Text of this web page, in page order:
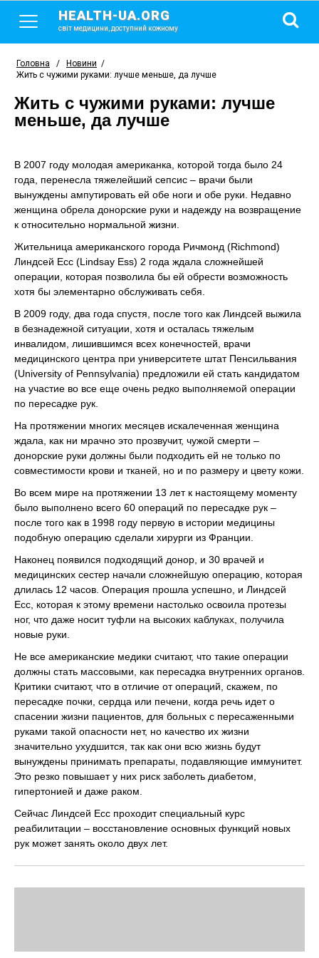
HEALTH-UA.ORG
світ медицини, доступний кожному
Головна / Новини /
Жить с чужими руками: лучше меньше, да лучше
Жить с чужими руками: лучше
меньше, да лучше
В 2007 году молодая американка, которой тогда было 24
года, перенесла тяжелейший сепсис – врачи были
вынуждены ампутировать ей обе ноги и обе руки. Недавно
женщина обрела донорские руки и надежду на возвращение
к относительно нормальной жизни.
Жительница американского города Ричмонд (Richmond)
Линдсей Есс (Lindsay Ess) 2 года ждала сложнейшей
операции, которая позволила бы ей обрести возможность
хотя бы элементарно обслуживать себя.
В 2009 году, два года спустя, после того как Линдсей выжила
в безнадежной ситуации, хотя и осталась тяжелым
инвалидом, лишившимся всех конечностей, врачи
медицинского центра при университете штат Пенсильвания
(University of Pennsylvania) предложили ей стать кандидатом
на участие во все еще очень редко выполняемой операции
по пересадке рук.
На протяжении многих месяцев искалеченная женщина
ждала, как ни мрачно это прозвучит, чужой смерти –
донорские руки должны были подходить ей не только по
совместимости крови и тканей, но и по размеру и цвету кожи.
Во всем мире на протяжении 13 лет к настоящему моменту
было выполнено всего 60 операций по пересадке рук –
после того как в 1998 году первую в истории медицины
подобную операцию сделали хирурги из Франции.
Наконец появился подходящий донор, и 30 врачей и
медицинских сестер начали сложнейшую операцию, которая
длилась 12 часов. Операция прошла успешно, и Линдсей
Есс, которая к этому времени настолько освоила протезы
ног, что даже носит туфли на высоких каблуках, получила
новые руки.
Не все американские медики считают, что такие операции
должны стать массовыми, как пересадка внутренних органов.
Критики считают, что в отличие от операций, скажем, по
пересадке почки, сердца или печени, когда речь идет о
спасении жизни пациентов, для больных с пересаженными
руками такой опасности нет, но качество их жизни
значительно ухудшится, так как они всю жизнь будут
вынуждены принимать препараты, подавляющие иммунитет.
Это резко повышает у них риск заболеть диабетом,
гипертонией и даже раком.
Сейчас Линдсей Есс проходит специальный курс
реабилитации – восстановление основных функций новых
рук может занять около двух лет.